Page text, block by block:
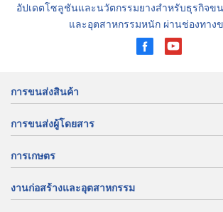
อัปเดตโซลูชันและนวัตกรรมยางสำหรับธุรกิจขน
และอุตสาหกรรมหนัก ผ่านช่องทางข
การขนส่งสินค้า
การขนส่งผู้โดยสาร
การเกษตร
งานก่อสร้างและอุตสาหกรรม